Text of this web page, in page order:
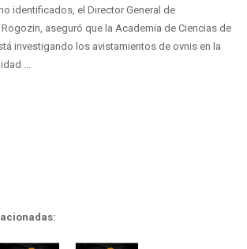
identificados, el Director General de
aseguró que la Academia de Ciencias de
investigando los avistamientos de ovnis en la
...